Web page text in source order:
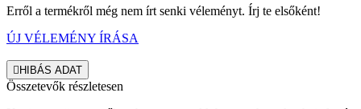
Erről a termékről még nem írt senki véleményt. Írj te elsőként!
ÚJ VÉLEMÉNY ÍRÁSA
HIBÁS ADAT
Összetevők részletesen